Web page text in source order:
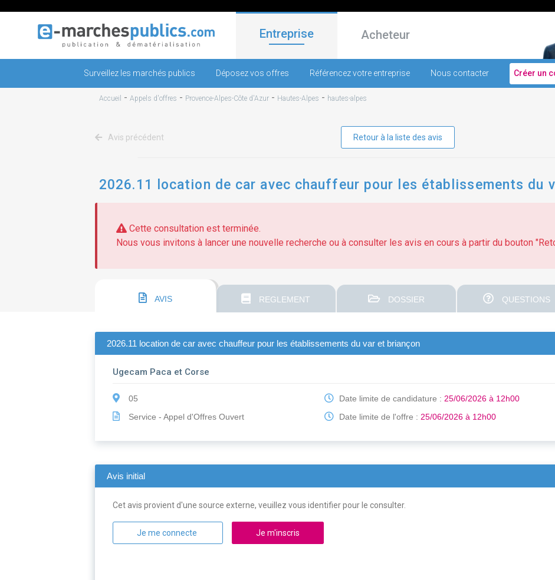
Entreprise Acheteur
Surveillez les marchés publics Déposez vos offres Référencez votre entreprise Nous contacter Créer un
Accueil - Appels d'offres - Provence-Alpes-Côte d'Azur - Hautes-Alpes - hautes-alpes
Avis précédent Retour à la liste des avis
2026.11 location de car avec chauffeur pour les établissements du
Cette consultation est terminée.
Nous vous invitons à lancer une nouvelle recherche ou à consulter les avis en cours à partir du bouton
AVIS REGLEMENT DOSSIER QUESTIONS
2026.11 location de car avec chauffeur pour les établissements du var et briançon
Ugecam Paca et Corse
05
Service - Appel d'Offres Ouvert
Date limite de candidature :25/06/2026 à 12h00
Date limite de l'offre :25/06/2026 à 12h00
Avis initial
Cet avis provient d'une source externe, veuillez vous identifier pour le consulter.
Je me connecte Je m'inscris